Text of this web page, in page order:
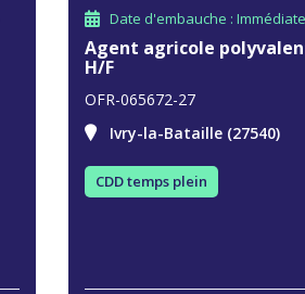
Date d'embauche : Immédiate
Agent agricole
H/F
OFR-065672-27
Ivry-la-Bataille (27540)
CDD temps plein